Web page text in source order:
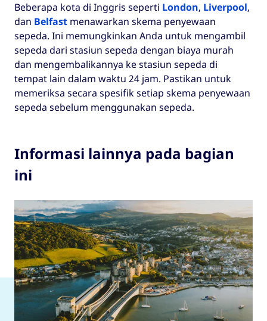
Beberapa kota di Inggris seperti London, Liverpool,
dan Belfast menawarkan skema penyewaan
sepeda. Ini memungkinkan Anda untuk mengambil
sepeda dari stasiun sepeda dengan biaya murah
dan mengembalikannya ke stasiun sepeda di
tempat lain dalam waktu 24 jam. Pastikan untuk
memeriksa secara spesifik setiap skema penyewaan
sepeda sebelum menggunakan sepeda.
Informasi lainnya pada bagian
ini